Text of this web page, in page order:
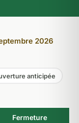
2026
anticipée
Fermeture